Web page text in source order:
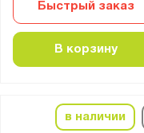
Быстрый заказ
В корзину
в наличии